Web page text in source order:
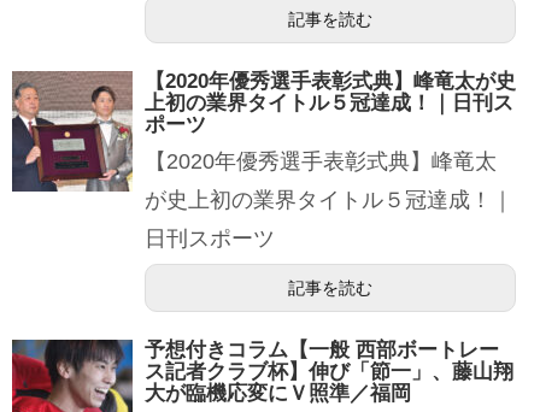
記事を読む
【2020年優秀選手表彰式典】峰竜太が史
上初の業界タイトル５冠達成！｜日刊ス
ポーツ
【2020年優秀選手表彰式典】峰竜太
が史上初の業界タイトル５冠達成！｜
日刊スポーツ
記事を読む
予想付きコラム【一般 西部ボートレー
ス記者クラブ杯】伸び「節一」、藤山翔
大が臨機応変にＶ照準／福岡